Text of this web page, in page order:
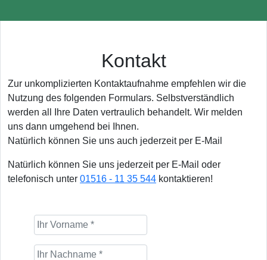
Kontakt
Zur unkomplizierten Kontaktaufnahme empfehlen wir die
Nutzung des folgenden Formulars. Selbstverständlich
werden all Ihre Daten vertraulich behandelt. Wir melden
uns dann umgehend bei Ihnen.
Natürlich können Sie uns auch jederzeit per E-Mail
Natürlich können Sie uns jederzeit per E-Mail oder
telefonisch unter 01516 - 11 35 544 kontaktieren!